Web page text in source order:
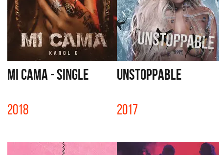
MI CAMA - SINGLE
2018
UNSTOPPABLE
2017